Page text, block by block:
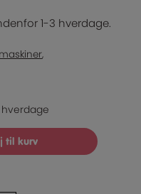
1-3 hverdage.
,
til kurv